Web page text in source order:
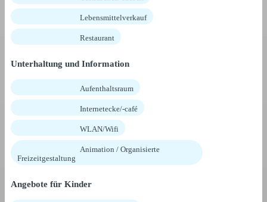
Lebensmittelverkauf
Restaurant
Unterhaltung und Information
Aufenthaltsraum
Internetecke/-café
WLAN/Wifi
Animation / Organisierte
Freizeitgestaltung
Angebote für Kinder